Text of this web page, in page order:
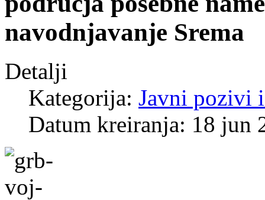
navodnjavanje Srema
Detalji
Kategorija: Javni pozivi
Datum kreiranja: 18 jun